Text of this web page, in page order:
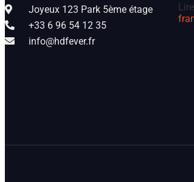
Joyeux 123 Park 5ème étage
+33 6 96 54 12 35
info@hdfever.fr